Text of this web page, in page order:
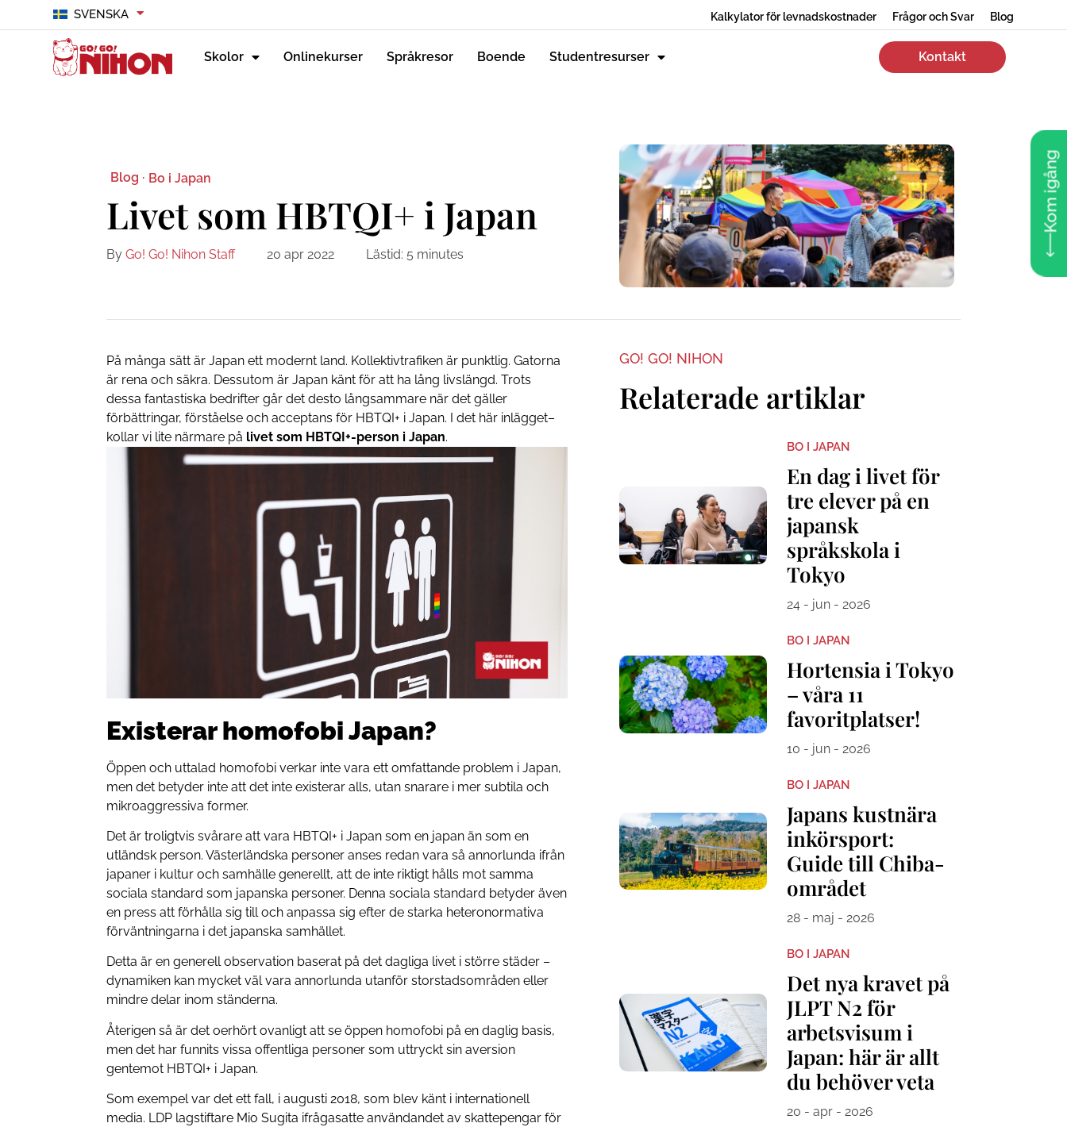
SVENSKA Kalkylator för levnadskostnader Frågor och Svar Blog
Skolor Onlinekurser Språkresor Boende Studentresurser Kontakt
Kom igång
Blog · Bo i Japan
Livet som HBTQI+ i Japan
By Go! Go! Nihon Staff 20 apr 2022 Lästid: 5 minutes
På många sätt är Japan ett modernt land. Kollektivtrafiken är punktlig. Gatorna
är rena och säkra. Dessutom är Japan känt för att ha lång livslängd. Trots
dessa fantastiska bedrifter går det desto långsammare när det gäller
förbättringar, förståelse och acceptans för HBTQI+ i Japan. I det här inlägget–
kollar vi lite närmare på livet som HBTQI+-person i Japan.
Existerar homofobi Japan?
Öppen och uttalad homofobi verkar inte vara ett omfattande problem i Japan,
men det betyder inte att det inte existerar alls, utan snarare i mer subtila och
mikroaggressiva former.
Det är troligtvis svårare att vara HBTQI+ i Japan som en japan än som en
utländsk person. Västerländska personer anses redan vara så annorlunda ifrån
japaner i kultur och samhälle generellt, att de inte riktigt hålls mot samma
sociala standard som japanska personer. Denna sociala standard betyder även
en press att förhålla sig till och anpassa sig efter de starka heteronormativa
förväntningarna i det japanska samhället.
Detta är en generell observation baserat på det dagliga livet i större städer –
dynamiken kan mycket väl vara annorlunda utanför storstadsområden eller
mindre delar inom ständerna.
Återigen så är det oerhört ovanligt att se öppen homofobi på en daglig basis,
men det har funnits vissa offentliga personer som uttryckt sin aversion
gentemot HBTQI+ i Japan.
Som exempel var det ett fall, i augusti 2018, som blev känt i internationell
media. LDP lagstiftare Mio Sugita ifrågasatte användandet av skattepengar för
GO! GO! NIHON
Relaterade artiklar
BO I JAPAN
En dag i livet för
tre elever på en
japansk
språkskola i
Tokyo
24 - jun - 2026
BO I JAPAN
Hortensia i Tokyo
– våra 11
favoritplatser!
10 - jun - 2026
BO I JAPAN
Japans kustnära
inkörsport:
Guide till Chiba-
området
28 - maj - 2026
BO I JAPAN
Det nya kravet på
JLPT N2 för
arbetsvisum i
Japan: här är allt
du behöver veta
20 - apr - 2026